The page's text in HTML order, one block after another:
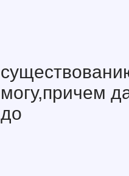
могу,причем
до